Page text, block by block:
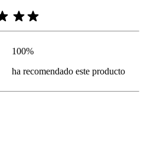
100%
ha recomendado este producto